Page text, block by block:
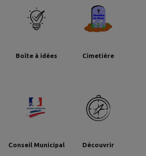
Boîte à idées Cimetière
Conseil Municipal Découvrir